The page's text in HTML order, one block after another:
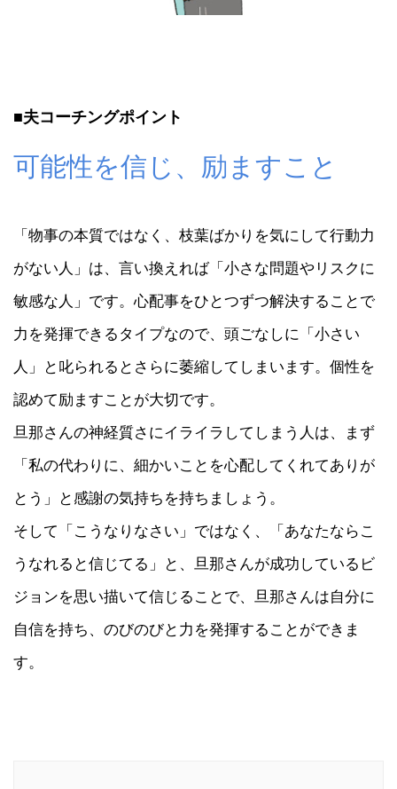
■夫コーチングポイント
可能性を信じ、励ますこと
「物事の本質ではなく、枝葉ばかりを気にして行動力
がない人」は、言い換えれば「小さな問題やリスクに
敏感な人」です。心配事をひとつずつ解決することで
力を発揮できるタイプなので、頭ごなしに「小さい
人」と叱られるとさらに萎縮してしまいます。個性を
認めて励ますことが大切です。
旦那さんの神経質さにイライラしてしまう人は、まず
「私の代わりに、細かいことを心配してくれてありが
とう」と感謝の気持ちを持ちましょう。
そして「こうなりなさい」ではなく、「あなたならこ
うなれると信じてる」と、旦那さんが成功しているビ
ジョンを思い描いて信じることで、旦那さんは自分に
自信を持ち、のびのびと力を発揮することができま
す。